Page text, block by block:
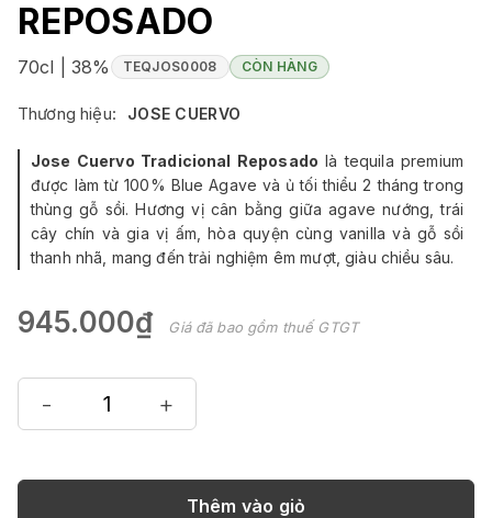
REPOSADO
70cl | 38% TEQJOS0008 CÒN HÀNG
Thương hiệu: JOSE CUERVO
Jose Cuervo Tradicional Reposado là tequila premium
được làm từ 100% Blue Agave và ủ tối thiểu 2 tháng trong
thùng gỗ sồi. Hương vị cân bằng giữa agave nướng, trái
cây chín và gia vị ấm, hòa quyện cùng vanilla và gỗ sồi
thanh nhã, mang đến trải nghiệm êm mượt, giàu chiều sâu.
945.000₫ Giá đã bao gồm thuế GTGT
- +
Thêm vào giỏ